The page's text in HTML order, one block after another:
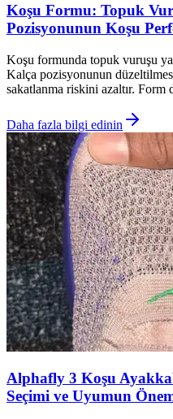
Koşu Formu: Topuk
Pozisyonunun Koşu
Koşu formunda topuk vuruşu
Kalça pozisyonunun
sakatlanma riskini azaltır. Form
Daha fazla bilgi edinin
Alphafly 3 Koşu
Seçimi ve Uyumun